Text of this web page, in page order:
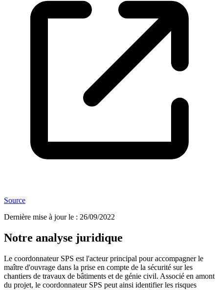
Source
Dernière mise à jour le : 26/09/2022
Notre analyse juridique
Le coordonnateur SPS est l'acteur principal pour accompagner le
maître d'ouvrage dans la prise en compte de la sécurité sur les
chantiers de travaux de bâtiments et de génie civil. Associé en amont
du projet, le coordonnateur SPS peut ainsi identifier les risques